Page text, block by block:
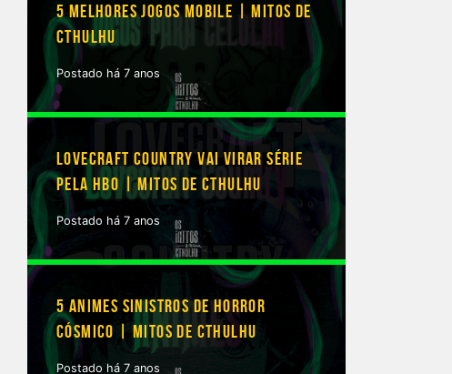
5 MELHORES JOGOS MOBILE | MITOS DE
CTHULHU
Postado há 7 anos
LOVECRAFT COUNTRY VAI VIRAR SÉRIE
PELA HBO | MITOS DE CTHULHU
Postado há 7 anos
5 ANIMES SINISTROS DE HORROR
CÓSMICO | MITOS DE CTHULHU
Postado há 7 anos